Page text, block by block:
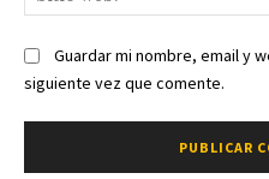
Guardar mi nombre, email y
siguiente vez que comente.